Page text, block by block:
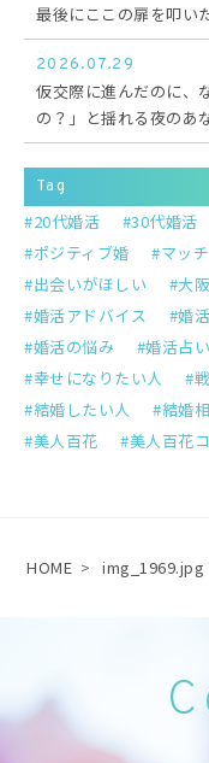
最後にここの扉を叩い
2026.07.29
仮交際に進んだのに、
の？」と揺れる夜のあ
Tag
20代婚活 30代婚活
ポジティブ婚
マッ
出会いがほしい
大
婚活アドバイス
婚
婚活の悩み
婚活占い
幸せになりたい人
結婚したい人
結婚
美人百花
美人百花
HOME > img_1969.jpg